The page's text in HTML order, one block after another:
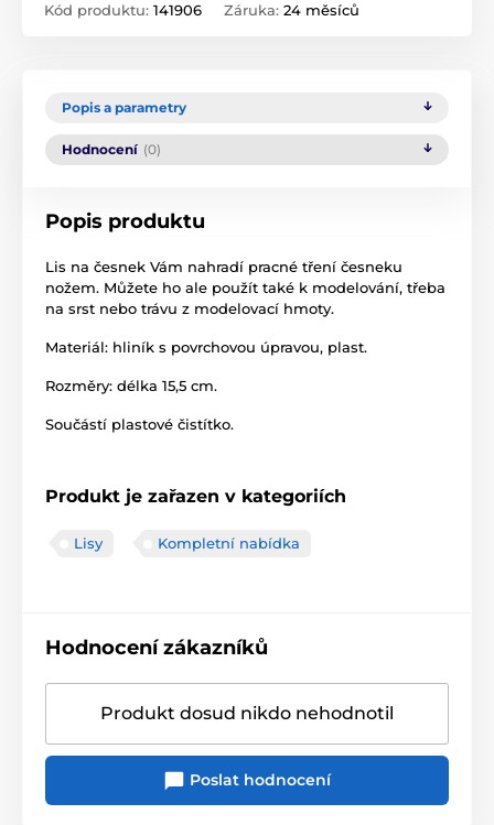
Kód produktu: 141906 Záruka: 24 měsíců
Popis a parametry
Hodnocení (0)
Popis produktu
Lis na česnek Vám nahradí pracné tření česneku
nožem. Můžete ho ale použít také k modelování, třeba
na srst nebo trávu z modelovací hmoty.
Materiál: hliník s povrchovou úpravou, plast.
Rozměry: délka 15,5 cm.
Součástí plastové čistítko.
Produkt je zařazen v kategoriích
Lisy Kompletní nabídka
Hodnocení zákazníků
Produkt dosud nikdo nehodnotil
Poslat hodnocení